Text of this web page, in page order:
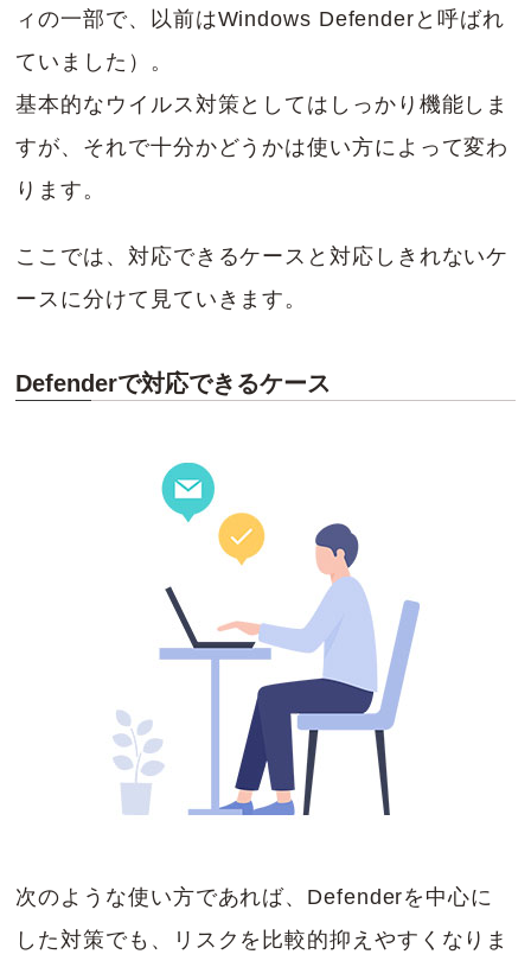
ィの一部で、以前はWindows Defenderと呼ばれ
ていました）。
基本的なウイルス対策としてはしっかり機能しま
すが、それで十分かどうかは使い方によって変わ
ります。
ここでは、対応できるケースと対応しきれないケ
ースに分けて見ていきます。
Defenderで対応できるケース
次のような使い方であれば、Defenderを中心に
した対策でも、リスクを比較的抑えやすくなりま